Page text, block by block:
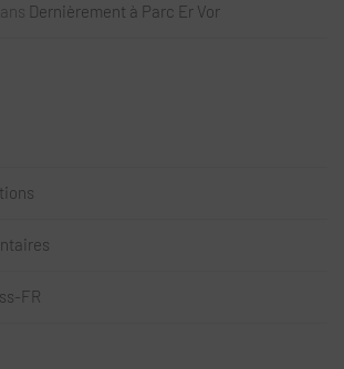
Dernièrement à Parc Er Vor
FR